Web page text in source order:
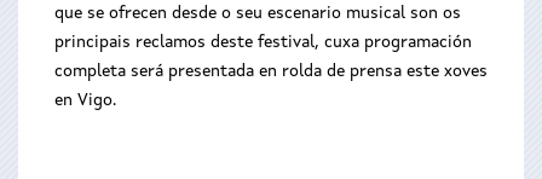
que se ofrecen desde o seu escenario musical son os
principais reclamos deste festival, cuxa programación
completa será presentada en rolda de prensa este xoves
en Vigo.